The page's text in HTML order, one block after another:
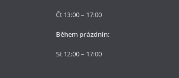
Čt 13:00 – 17:00
Během prázdnin:
St 12:00 – 17:00